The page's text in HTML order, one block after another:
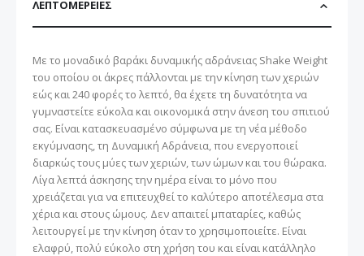
ΛΕΠΤΟΜΈΡΕΙΕΣ
Με το μοναδικό βαράκι δυναμικής αδράνειας Shake Weight
του οποίου οι άκρες πάλλονται με την κίνηση των χεριών
εώς και 240 φορές το λεπτό, θα έχετε τη δυνατότητα να
γυμναστείτε εύκολα και οικονομικά στην άνεση του σπιτιού
σας. Είναι κατασκευασμένο σύμφωνα με τη νέα μέθοδο
εκγύμνασης, τη Δυναμική Αδράνεια, που ενεργοποιεί
διαρκώς τους μύες των χεριών, των ώμων και του θώρακα.
Λίγα λεπτά άσκησης την ημέρα είναι το μόνο που
χρειάζεται για να επιτευχθεί το καλύτερο αποτέλεσμα στα
χέρια και στους ώμους. Δεν απαιτεί μπαταρίες, καθώς
λειτουργεί με την κίνηση όταν το χρησιμοποιείτε. Είναι
ελαφρύ, πολύ εύκολο στη χρήση του και είναι κατάλληλο